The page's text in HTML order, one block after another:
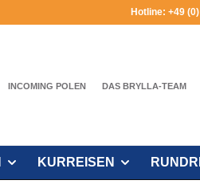
Hotline: +49
INCOMING POLEN DAS BRYLLA-TEAM
KURREISEN